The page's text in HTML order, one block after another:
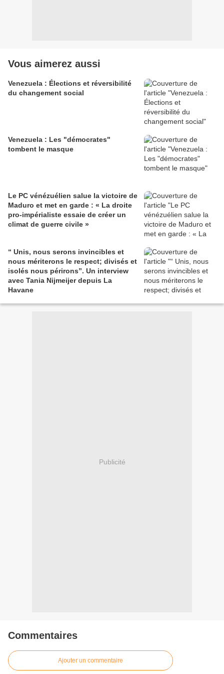
Vous aimerez aussi
Venezuela : Élections et réversibilité
du changement social
Venezuela : Les "démocrates"
tombent le masque
Le PC vénézuélien salue la victoire de
Maduro et met en garde : « La droite
pro-impérialiste essaie de créer un
climat de guerre civile »
“ Unis, nous serons invincibles et
nous mériterons le respect; divisés et
isolés nous périrons”. Un interview
avec Tania Nijmeijer depuis La
Havane
Publicité
Commentaires
Ajouter un commentaire